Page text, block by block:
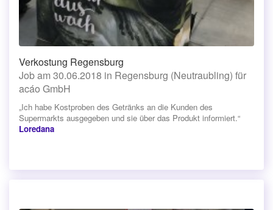
Verkostung Regensburg
Job am 30.06.2018 in Regensburg (Neutraubling) für
acáo GmbH
„Ich habe Kostproben des Getränks an die Kunden des
Supermarkts ausgegeben und sie über das Produkt informiert.“
Loredana